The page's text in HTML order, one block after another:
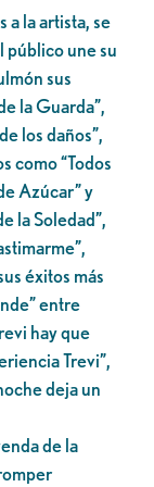
a la artista, se
público une su
sus
la Guarda”,
los daños”,
como “Todos
Azúcar” y
la Soledad”,
éxitos más
entre
hay que
Trevi”,
deja un
de la